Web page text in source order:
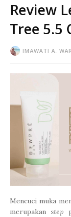
Review
Tree 5.5
IMAWATI A.
Mencuci muka
merupakanstep